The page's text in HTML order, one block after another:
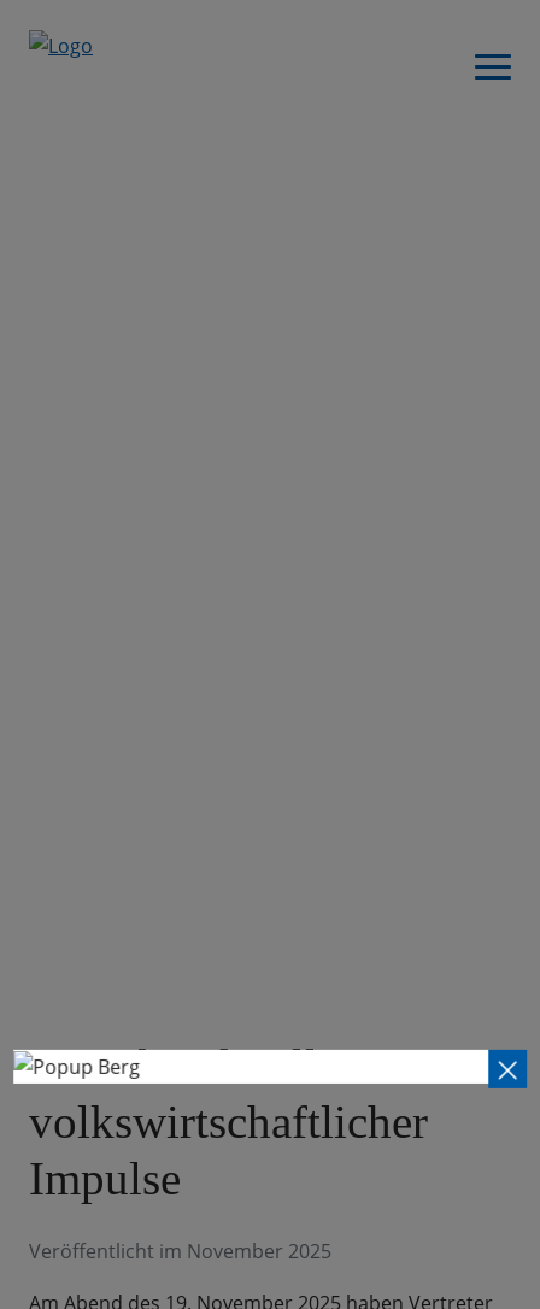
Ein Abend voller
volkswirtschaftlicher
Impulse
Veröffentlicht im November 2025
Am Abend des 19. November 2025 haben Vertreter